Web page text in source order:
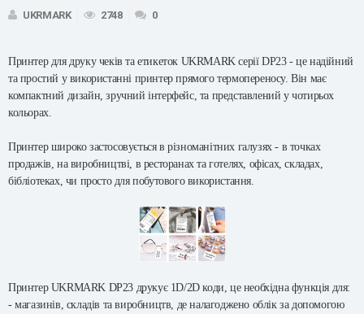
UKRMARK 2748 0
Принтер для друку чеків та етикеток UKRMARK серії DP23 - це надійний
та простий у використанні принтер прямого термопереносу. Він має
компактний дизайн, зручний інтерфейс, та представлений у чотирьох
кольорах.
Принтер широко застосовується в різноманітних галузях - в точках
продажів, на виробництві, в ресторанах та готелях, офісах, складах,
бібліотеках, чи просто для побутового використання.
Принтер UKRMARK DP23 друкує 1D/2D коди, це необхідна функція для:
- магазинів, складів та виробництв, де налагоджено облік за допомогою